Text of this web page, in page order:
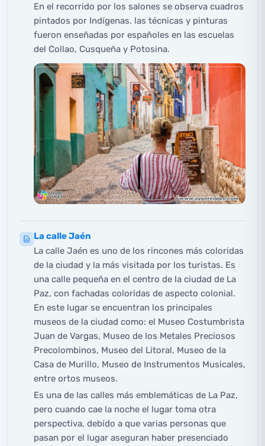
En el recorrido por los salones se observa cuadros
pintados por Indígenas. las técnicas y pinturas
fueron enseñadas por españoles en las escuelas
del Collao, Cusqueña y Potosina.
La calle Jaén
La calle Jaén es uno de los rincones más coloridas
de la ciudad y la más visitada por los turistas. Es
una calle pequeña en el centro de la ciudad de La
Paz, con fachadas coloridas de aspecto colonial.
En este lugar se encuentran los principales
museos de la ciudad como: el Museo Costumbrista
Juan de Vargas, Museo de los Metales Preciosos
Precolombinos, Museo del Litoral, Museo de la
Casa de Murillo, Museo de Instrumentos Musicales,
entre ortos museos.
Es una de las calles más emblemáticas de La Paz,
pero cuando cae la noche el lugar toma otra
perspectiva, debido a que varias personas que
pasan por el lugar aseguran haber presenciado